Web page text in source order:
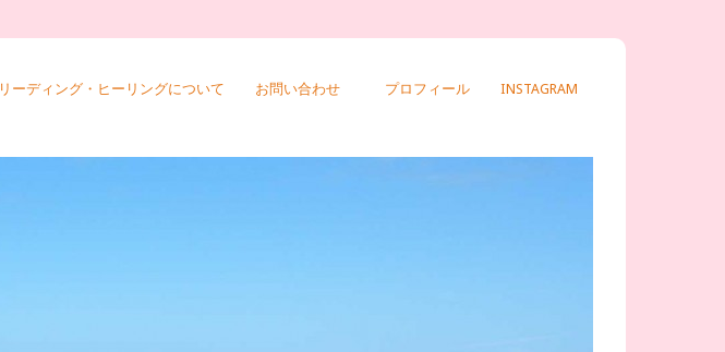
リーディング・ヒーリングについて お問い合わせ プロフィール INSTAGRAM